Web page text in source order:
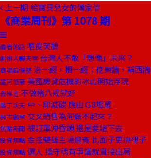
上一期 給寶貝兒女的傳家信
《商業周刊》第 1078 期
編者的話 嘻皮笑臉
創辦人聊天室 台灣人不敢「想像」未來？
商場自慢塾 治一經，損一經；挖東牆，補西牆
星河隨筆 美國房貸危機的冰山開始浮現
去梯言 不做豬八戒就好
馬丁沃夫 中、印減碳 應由Ｇ8埋單
房市觀察 交叉銷售為何做不起來？
焦點新聞 被訂單沖昏頭 還是要賭下去
投資焦點 金控雙雄主場迎賓 比面子更拚裡子
投資焦點 選人 操守稍有爭議就直接出局